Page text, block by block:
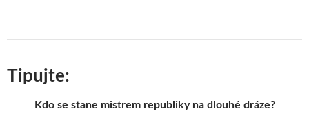
Tipujte:
Kdo se stane mistrem republiky na dlouhé dráze?